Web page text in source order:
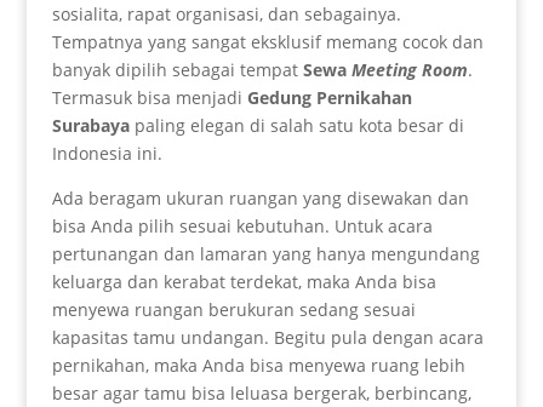
sosialita, rapat organisasi, dan sebagainya.
Tempatnya yang sangat eksklusif memang cocok dan
banyak dipilih sebagai tempat Sewa Meeting Room.
Termasuk bisa menjadi Gedung Pernikahan
Surabaya paling elegan di salah satu kota besar di
Indonesia ini.
Ada beragam ukuran ruangan yang disewakan dan
bisa Anda pilih sesuai kebutuhan. Untuk acara
pertunangan dan lamaran yang hanya mengundang
keluarga dan kerabat terdekat, maka Anda bisa
menyewa ruangan berukuran sedang sesuai
kapasitas tamu undangan. Begitu pula dengan acara
pernikahan, maka Anda bisa menyewa ruang lebih
besar agar tamu bisa leluasa bergerak, berbincang,